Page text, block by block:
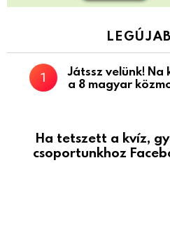
Játssz velünk!
a 8 magyar
Ha tetszett a kvíz,
csoportunkhoz